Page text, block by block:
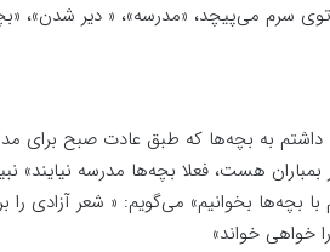
می‌پیچد، «مدرسه»، « دیر شدن»،
داشتم به بچه‌ها که طبق عادت صبح برای
هست، فعلا بچه‌ها مدرسه نیایند»
با بچه‌ها بخوانیم» می‌گویم: « شعر آزادی
خواهی خواند»